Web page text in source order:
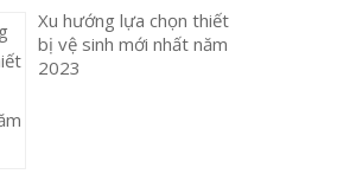
Xu hướng lựa chọn thiết
bị vệ sinh mới nhất năm
2023